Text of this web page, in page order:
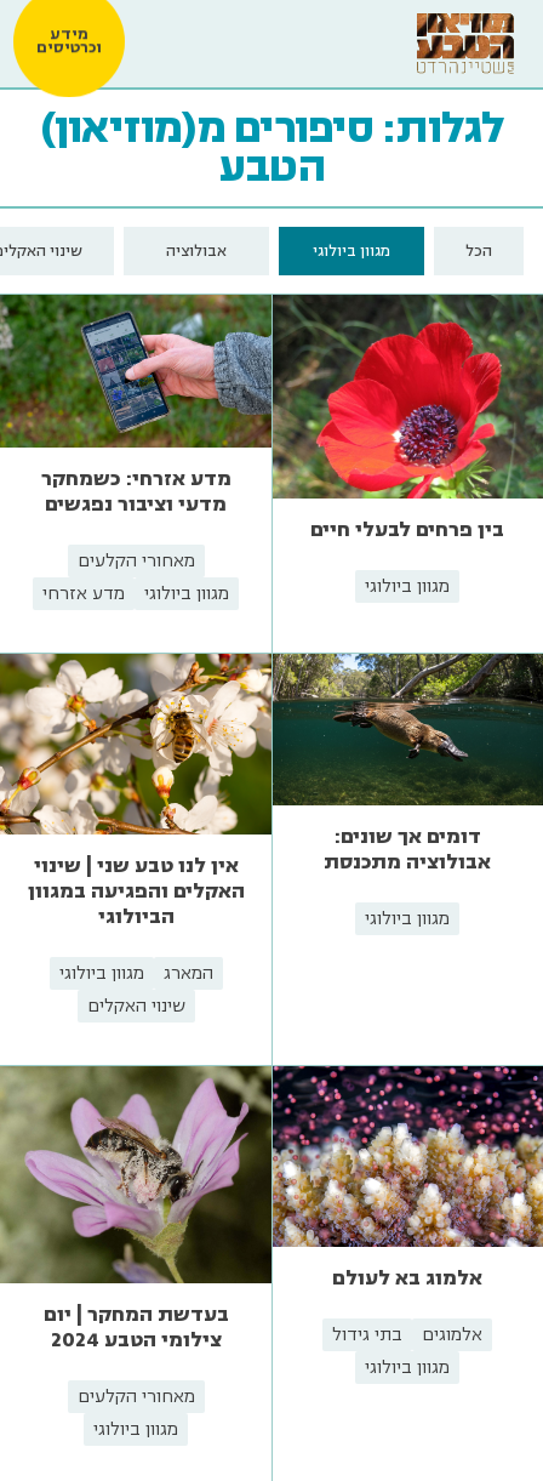
מידע
וכרטיסים
לגלות: סיפורים מ(מוזיאון)
הטבע
הכל מגוון ביולוגי אבולוציה שינוי
בין פרחים לבעלי חיים
מגוון ביולוגי
מדע אזרחי: כשמחקר
מדעי וציבור נפגשים
מאחורי הקלעים
מגוון ביולוגי
מדע אזרחי
דומים אך שונים:
אבולוציה מתכנסת
מגוון ביולוגי
אין לנו טבע שני | שינוי
האקלים והפגיעה במגוון
הביולוגי
המארג
מגוון ביולוגי
שינוי האקלים
אלמוג בא לעולם
אלמוגים
בתי גידול
מגוון ביולוגי
בעדשת המחקר | יום
צילומי הטבע 2024
מאחורי הקלעים
מגוון ביולוגי